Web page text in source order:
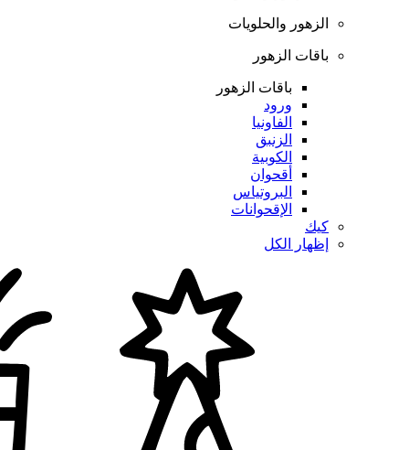
الزهور والحلويات
باقات الزهور
باقات الزهور
ورود
الفاونيا
الزنبق
الكوبية
أقحوان
البروتياس
الإقحوانات
كيك
إظهار الكل